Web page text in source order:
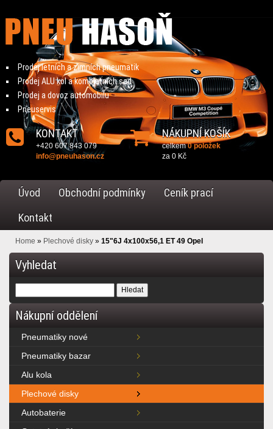
Prodej letních a zimních pneumatik
Prodej ALU kol a kompletních sad
Prodej a dovoz automobilu
Pneuservis
KONTAKT
+420 607 843 079
info@pneuhason.cz
NÁKUPNÍ KOŠÍK
celkem0 položek
za 0 Kč
Úvod Obchodní podmínky
Ceník prací
Kontakt
Home » Plechové disky » 15"6J 4x100x56,1 ET 49 Opel
Vyhledat
Nákupní oddělení
Pneumatiky nové
Pneumatiky bazar
Alu kola
Plechové disky
Autobaterie